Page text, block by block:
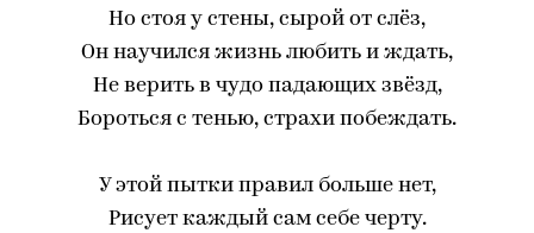
Но стоя у стены, сырой от слёз,
Он научился жизнь любить и ждать,
Не верить в чудо падающих звёзд,
Бороться с тенью, страхи побеждать.
У этой пытки правил больше нет,
Рисует каждый сам себе черту.